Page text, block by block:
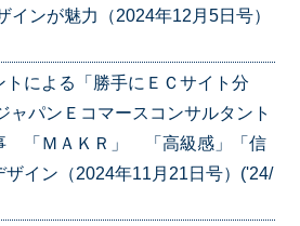
インが魅力（2024年12月5日号）
トによる「勝手にＥＣサイト分
パンＥコマースコンサルタント
「ＭＡＫＲ」 「高級感」「信
ザイン（2024年11月21日号）('24/